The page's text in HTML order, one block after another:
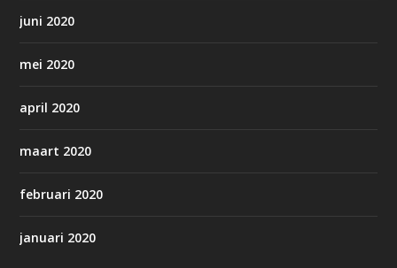
juni 2020
mei 2020
april 2020
maart 2020
februari 2020
januari 2020